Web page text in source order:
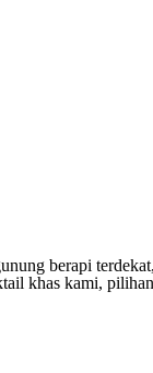
berapi terdekat,
khas kami,